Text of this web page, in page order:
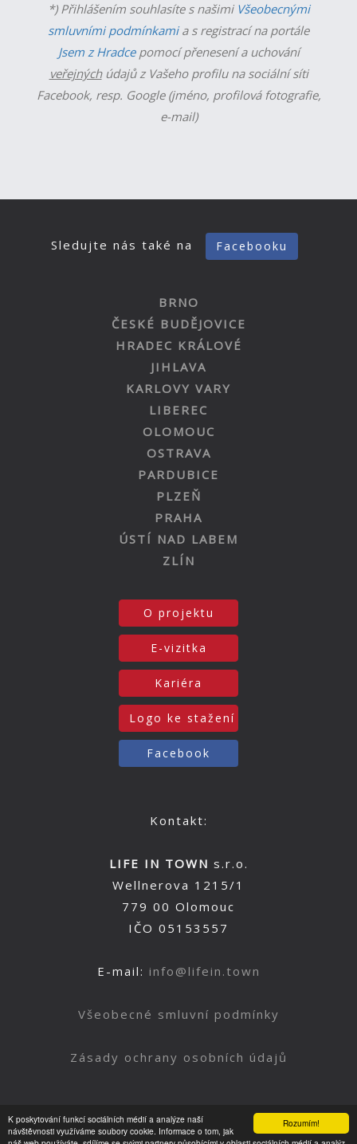
Rozumím!
K poskytování funkcí sociálních médií a analýze naší
návštěvnosti využíváme soubory cookie. Informace o tom, jak
*) Přihlášením souhlasíte s našimi Všeobecnými
smluvními podmínkamia s registrací na portále
Jsem z Hradcepomocí přenesení a uchování
veřejnýchúdajů z Vašeho profilu na sociální síti
Facebook, resp. Google (jméno, profilová fotografie,
e-mail)
Sledujte nás také na Facebooku
BRNO
ČESKÉ BUDĚJOVICE
HRADEC KRÁLOVÉ
JIHLAVA
KARLOVY VARY
LIBEREC
OLOMOUC
OSTRAVA
PARDUBICE
PLZEŇ
PRAHA
ÚSTÍ NAD LABEM
ZLÍN
O projektu
E-vizitka
Kariéra
Logo ke stažení
Facebook
Kontakt:
LIFE IN TOWN s.r.o.
Wellnerova 1215/1
779 00 Olomouc
IČO 05153557
E-mail: info@lifein.town
Všeobecné smluvní podmínky
Zásady ochrany osobních údajů
Nahoru